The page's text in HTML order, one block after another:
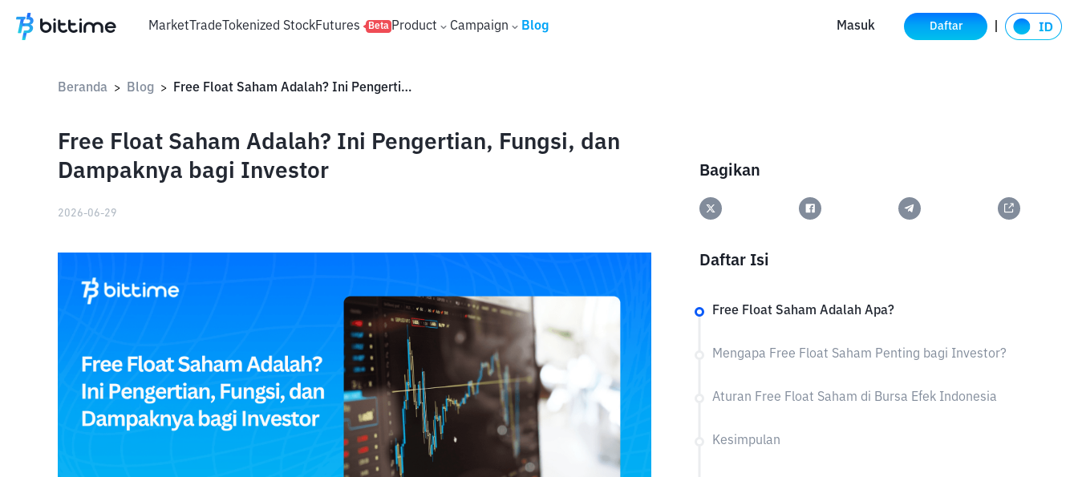
MarketTradeTokenized StockFutures Beta Product Campaign Blog Masuk Daftar
Beranda > Blog > Free Float Saham Adalah? Ini Pengertian, Fungsi, dan Dampaknya bagi Investor
Free Float Saham Adalah? Ini Pengertian, Fungsi, dan
Dampaknya bagi Investor
2026-06-29
Bagikan
Daftar Isi
Free Float Saham Adalah Apa?
Mengapa Free Float Saham Penting bagi Investor?
Aturan Free Float Saham di Bursa Efek Indonesia
Kesimpulan